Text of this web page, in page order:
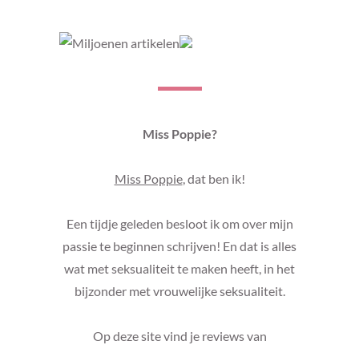
Miss Poppie?
Miss Poppie, dat ben ik!
Een tijdje geleden besloot ik om over mijn
passie te beginnen schrijven! En dat is alles
wat met seksualiteit te maken heeft, in het
bijzonder met vrouwelijke seksualiteit.
Op deze site vind je reviews van